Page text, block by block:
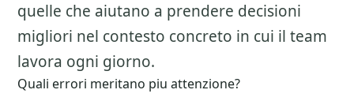
quelle che aiutano a prendere decisioni
migliori nel contesto concreto in cui il team
lavora ogni giorno.
Quali errori meritano piu attenzione?